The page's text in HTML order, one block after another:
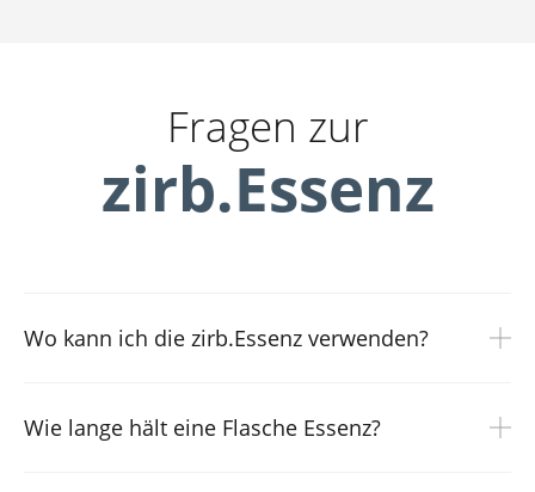
Fragen zur
zirb.Essenz
Wo kann ich die zirb.Essenz verwenden?
zirb.Raumlüftern optimiert.
Wie lange hält eine Flasche Essenz?